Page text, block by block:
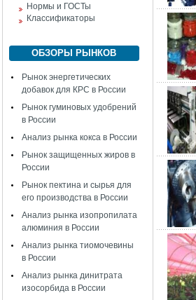
Нормы и ГОСТы
Классификаторы
ОБЗОРЫ РЫНКОВ
Рынок энергетических
добавок для КРС в России
Рынок гуминовых удобрений
в России
Анализ рынка кокса в России
Рынок защищенных жиров в
России
Рынок пектина и сырья для
его производства в России
Анализ рынка изопропилата
алюминия в России
Анализ рынка тиомочевины
в России
Анализ рынка динитрата
изосорбида в России